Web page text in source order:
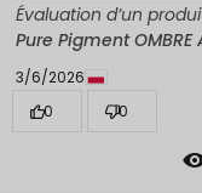
Évaluation d’un
Pure Pigment OMBRE
3/6/2026
0
0